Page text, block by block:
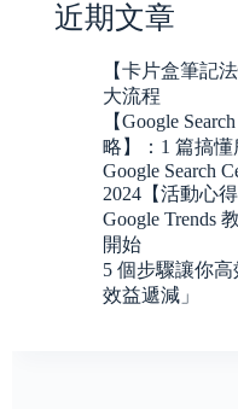
近期文章
【卡片盒筆記
大流程
【Google
略】：1 篇搞
Google Search
2024【活動心
Google Trends
開始
5 個步驟讓你
效益遞減」